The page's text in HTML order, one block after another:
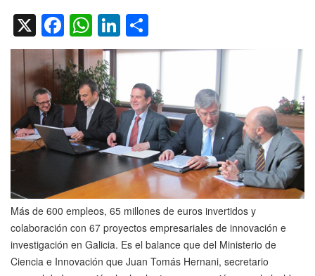
X Facebook
WhatsApp
LinkedIn
Más de 600 empleos, 65 millones de euros invertidos y
colaboración con 67 proyectos empresariales de innovación e
investigación en Galicia. Es el balance que del Ministerio de
Ciencia e Innovación que Juan Tomás Hernani, secretario